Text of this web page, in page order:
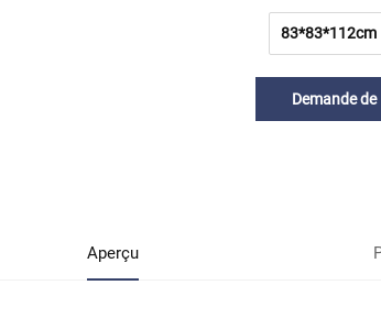
83*83*112cm
Demande de
Aperçu